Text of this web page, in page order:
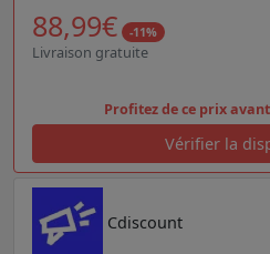
88,99€ -11%
Livraison gratuite
Profitez de ce prix
Vérifier la
Cdiscount